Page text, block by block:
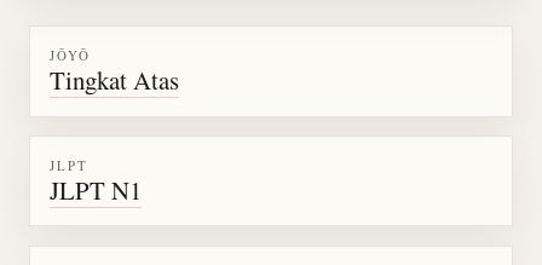
JŌYŌ
Tingkat Atas
JLPT
JLPT N1